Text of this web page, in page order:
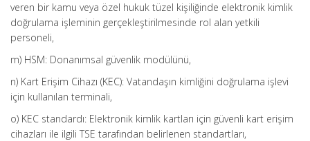
veren bir kamu veya özel hukuk tüzel kişiliğinde elektronik kimlik
doğrulama işleminin gerçekleştirilmesinde rol alan yetkili
personeli,
m) HSM: Donanımsal güvenlik modülünü,
n) Kart Erişim Cihazı (KEC): Vatandaşın kimliğini doğrulama işlevi
için kullanılan terminali,
o) KEC standardı: Elektronik kimlik kartları için güvenli kart erişim
cihazları ile ilgili TSE tarafından belirlenen standartları,